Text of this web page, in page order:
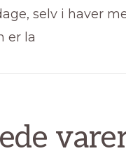
selv i haver
er la